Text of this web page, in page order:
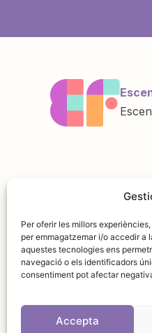
Per oferir les millors
per emmagatzemar i/o accedir a
aquestes tecnologies ens
navegació o els identificadors
consentiment pot afectar
Accepta